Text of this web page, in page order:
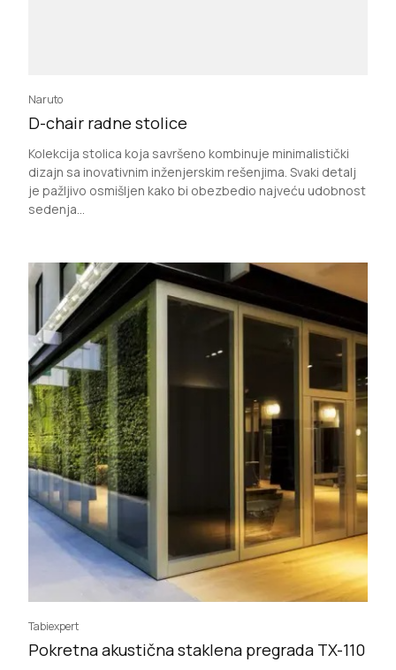
Naruto
D-chair radne stolice
Kolekcija stolica koja savršeno kombinuje minimalistički
dizajn sa inovativnim inženjerskim rešenjima. Svaki detalj
je pažljivo osmišljen kako bi obezbedio najveću udobnost
sedenja...
Tabiexpert
Pokretna akustična staklena pregrada TX-110